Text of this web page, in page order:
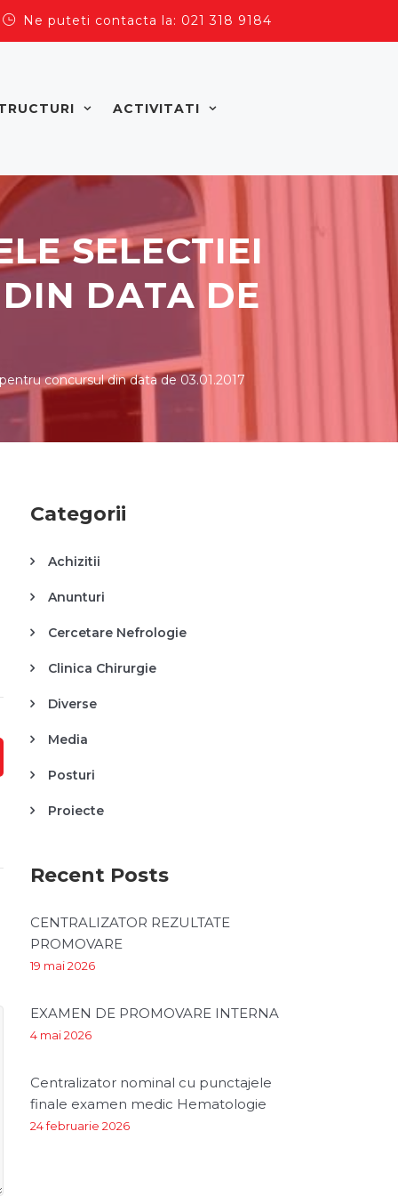
Ne puteti contacta la: 021 318 9184
ACTIVITATI
SELECTIEI
DATA DE
concursul din data de 03.01.2017
Categorii
Achizitii
Anunturi
Cercetare Nefrologie
Clinica Chirurgie
Diverse
Media
Posturi
Proiecte
Recent Posts
CENTRALIZATOR REZULTATE
PROMOVARE
19 mai 2026
EXAMEN DE PROMOVARE INTERNA
4 mai 2026
Centralizator nominal cu punctajele
finale examen medic Hematologie
24 februarie 2026